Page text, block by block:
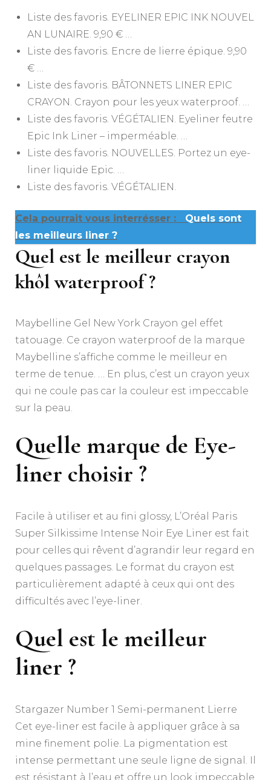
Liste des favoris. EYELINER EPIC INK NOUVEL
AN LUNAIRE. 9,90 € …
Liste des favoris. Encre de lierre épique. 9,90
€ …
Liste des favoris. BÂTONNETS LINER EPIC
CRAYON. Crayon pour les yeux waterproof. …
Liste des favoris. VÉGÉTALIEN. Eyeliner feutre
Epic Ink Liner – imperméable. …
Liste des favoris. NOUVELLES. Portez un eye-
liner liquide Epic. …
Liste des favoris. VÉGÉTALIEN.
Cela pourrait vous interrésser :
Quels sont
les meilleurs liner ?
Quel est le meilleur crayon
khôl waterproof ?
Maybelline Gel New York Crayon gel effet
tatouage. Ce crayon waterproof de la marque
Maybelline s’affiche comme le meilleur en
terme de tenue. … En plus, c’est un crayon yeux
qui ne coule pas car la couleur est impeccable
sur la peau.
Quelle marque de Eye-
liner choisir ?
Facile à utiliser et au fini glossy, L’Oréal Paris
Super Silkissime Intense Noir Eye Liner est fait
pour celles qui rêvent d’agrandir leur regard en
quelques passages. Le format du crayon est
particulièrement adapté à ceux qui ont des
difficultés avec l’eye-liner.
Quel est le meilleur
liner ?
Stargazer Number 1 Semi-permanent Lierre
Cet eye-liner est facile à appliquer grâce à sa
mine finement polie. La pigmentation est
intense permettant une seule ligne de signal. Il
est résistant à l’eau et offre un look impeccable